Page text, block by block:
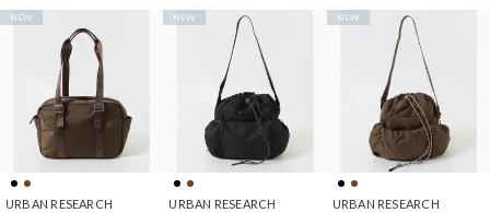
URBAN RESEARCH
NEW
URBAN RESEARCH
NEW
URBAN RESEARCH
NEW